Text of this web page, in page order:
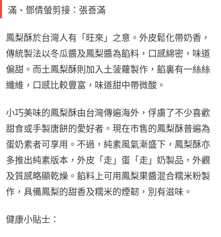
滿、鄧倩螢剪接：張善滿
鳳梨酥於台灣人有「旺來」之意。外皮鬆化帶奶香，
傳統製法以冬瓜醬及鳳梨醬為餡料，口感綿密，味道
偏甜。而土鳳梨酥則加入土菠蘿製作，餡裏有一絲絲
纖維，口感比較豐富，味道甜中帶微酸。
小巧美味的鳳梨酥由台灣傳遍海外，俘虜了不少喜歡
甜食或手製唐餅的愛好者。現在市售的鳳梨酥普遍為
蛋奶素者可享用。不過，純素風氣漸盛下，鳳梨酥亦
多推出純素版本，外皮「走」蛋「走」奶製品，外觀
及質感略顯乾燥。餡料上可用鳳梨果醬混合糯米粉製
作，具備鳳梨的甜香及糯米的煙韌，別有滋味。
健康小貼士：